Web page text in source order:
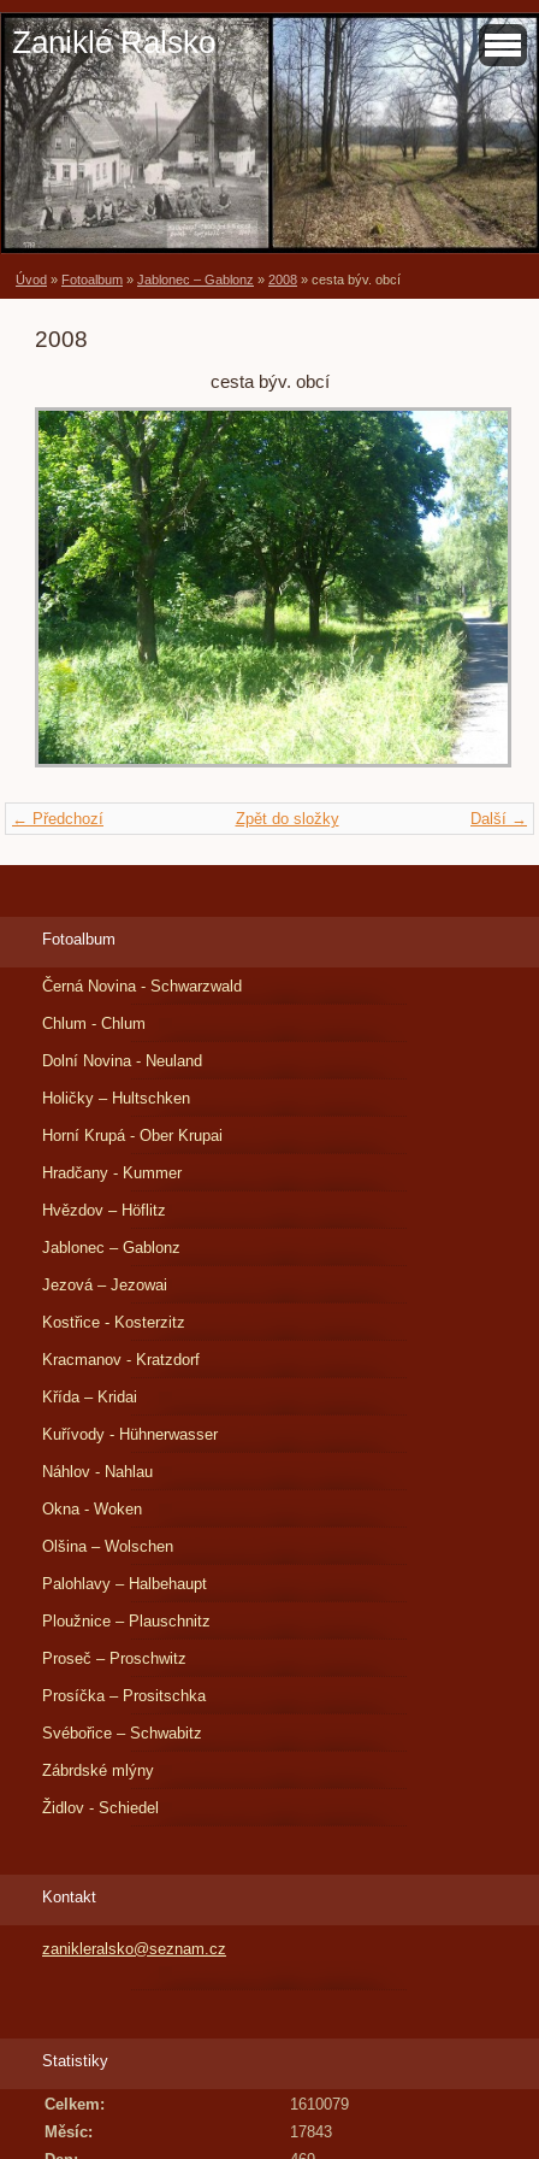
Zaniklé Ralsko
Úvod » Fotoalbum » Jablonec – Gablonz » 2008 » cesta býv. obcí
2008
cesta býv. obcí
← Předchozí Další →
Zpět do složky
Fotoalbum
Černá Novina - Schwarzwald
Chlum - Chlum
Dolní Novina - Neuland
Holičky – Hultschken
Horní Krupá - Ober Krupai
Hradčany - Kummer
Hvězdov – Höflitz
Jablonec – Gablonz
Jezová – Jezowai
Kostřice - Kosterzitz
Kracmanov - Kratzdorf
Křída – Kridai
Kuřívody - Hühnerwasser
Náhlov - Nahlau
Okna - Woken
Olšina – Wolschen
Palohlavy – Halbehaupt
Ploužnice – Plauschnitz
Proseč – Proschwitz
Prosíčka – Prositschka
Svébořice – Schwabitz
Zábrdské mlýny
Židlov - Schiedel
Kontakt
zanikleralsko@seznam.cz
Statistiky
Celkem:
1610079
Měsíc:
17843